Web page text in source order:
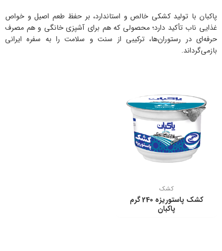
پاکبان با تولید کشکی خالص و استاندارد، بر حفظ طعم اصیل و خواص
غذایی ناب تأکید دارد؛ محصولی که هم برای آشپزی خانگی و هم مصرف
حرفه‌ای در رستوران‌ها، ترکیبی از سنت و سلامت را به سفره ایرانی
بازمی‌گرداند.
کشک
كشك پاستوریزه 240 گرم
پاكبان